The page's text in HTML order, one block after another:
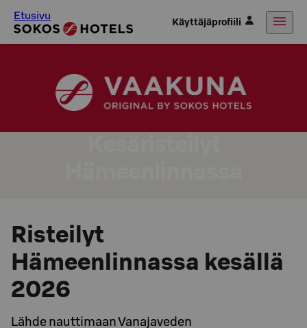
Etusivu Käyttäjäprofiili
Risteilyt
Hämeenlinnassa kesällä
2026
Lähde nauttimaan Vanajaveden